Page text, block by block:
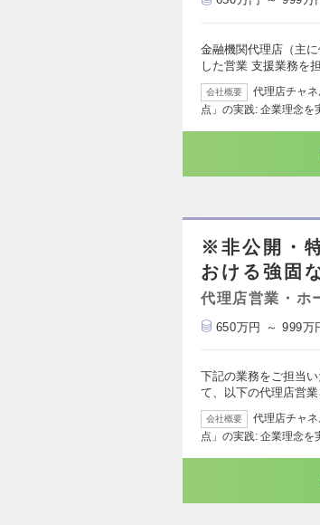
金融機関代理店（主
した営業 支援業務を
会社概要
代理店チャ
点」の実践: 企業理念
※非公開・
おける強固
代理店営業・ホ
650万円 ～ 999万
下記の業務をご担当
て、以下の代理店営
会社概要
代理店チャ
点」の実践: 企業理念